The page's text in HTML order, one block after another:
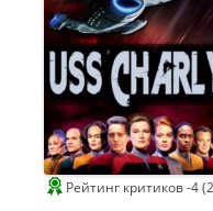
е
ц
С
и
н
е
Г
о
м
э
р
2
0
2
р
2
0
1
Л
у
ч
ш
и
й
в
и
д
е Рейтинг критиков -4